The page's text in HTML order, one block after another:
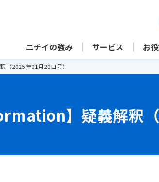
ニチイの強み サービス お
（2025年01月20日号）
】疑義解釈